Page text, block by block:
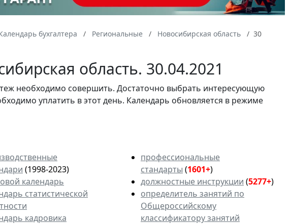
бухгалтера Региональные Новосибирская область
30
область. 30.04.2021
необходимо совершить. Достаточно выбрать интересующую
уплатить в этот день. Календарь обновляется в режиме
(1998-2023)
календарь
статистической
кадровика
профессиональные
стандарты (1601+)
должностные инструкции (5277+)
определитель занятий по
Общероссийскому
классификатору занятий